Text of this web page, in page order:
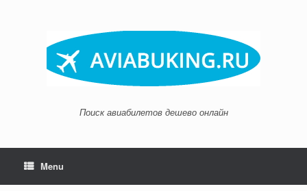
Поиск авиабилетов дешево онлайн
Menu